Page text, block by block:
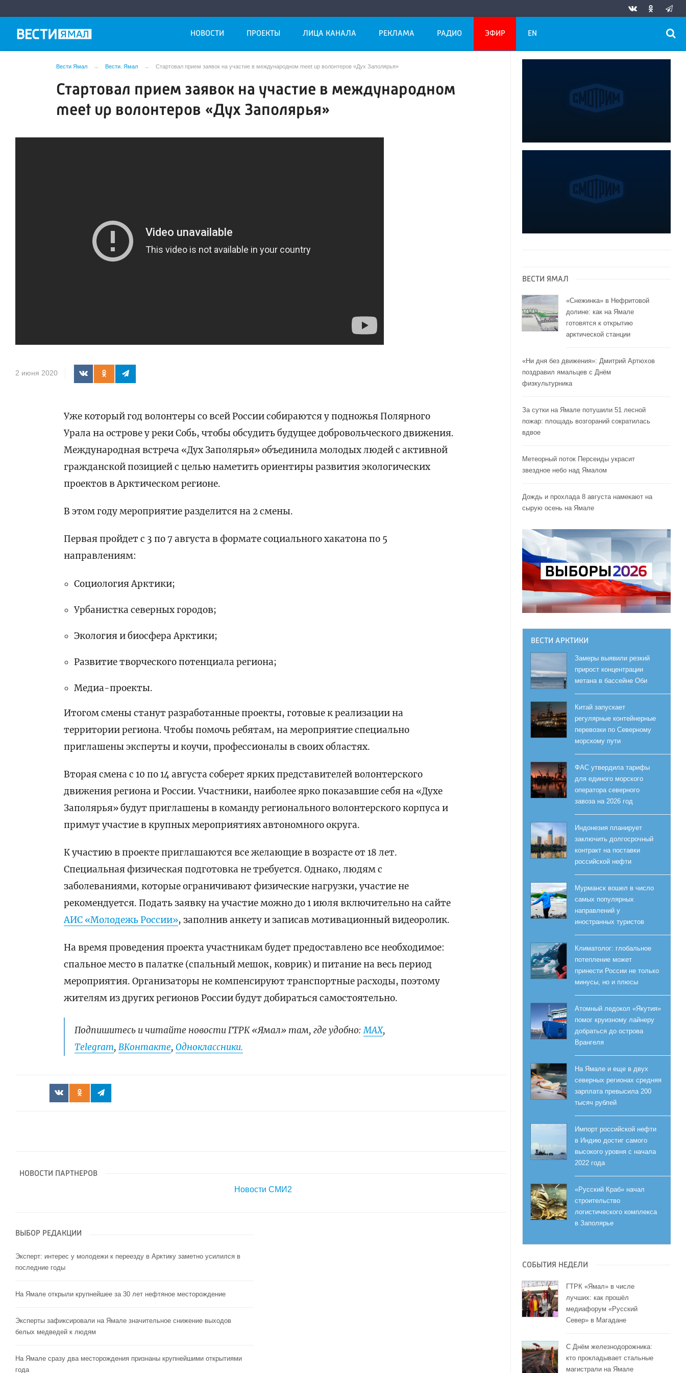
НОВОСТИ ПРОЕКТЫ ЛИЦА КАНАЛА РЕКЛАМА РАДИО ЭФИР EN
Вести Ямал Вести. Ямал Стартовал прием заявок на участие в международном meet up волонтеров «Дух Заполярья»
Стартовал прием заявок на участие в международном
meet up волонтеров «Дух Заполярья»
2 июня 2020
Уже который год волонтеры со всей России собираются у подножья Полярного
Урала на острове у реки Собь, чтобы обсудить будущее добровольческого движения.
Международная встреча «Дух Заполярья» объединила молодых людей с активной
гражданской позицией с целью наметить ориентиры развития экологических
проектов в Арктическом регионе.
В этом году мероприятие разделится на 2 смены.
Первая пройдет с 3 по 7 августа в формате социального хакатона по 5
направлениям:
Социология Арктики;
Урбанистка северных городов;
Экология и биосфера Арктики;
Развитие творческого потенциала региона;
Медиа-проекты.
Итогом смены станут разработанные проекты, готовые к реализации на
территории региона. Чтобы помочь ребятам, на мероприятие специально
приглашены эксперты и коучи, профессионалы в своих областях.
Вторая смена с 10 по 14 августа соберет ярких представителей волонтерского
движения региона и России. Участники, наиболее ярко показавшие себя на «Духе
Заполярья» будут приглашены в команду регионального волонтерского корпуса и
примут участие в крупных мероприятиях автономного округа.
К участию в проекте приглашаются все желающие в возрасте от 18 лет.
Специальная физическая подготовка не требуется. Однако, людям с
заболеваниями, которые ограничивают физические нагрузки, участие не
рекомендуется. Подать заявку на участие можно до 1 июля включительно на сайте
АИС «Молодежь России», заполнив анкету и записав мотивационный видеоролик.
На время проведения проекта участникам будет предоставлено все необходимое:
спальное место в палатке (спальный мешок, коврик) и питание на весь период
мероприятия. Организаторы не компенсируют транспортные расходы, поэтому
жителям из других регионов России будут добираться самостоятельно.
Подпишитесь и читайте новости ГТРК «Ямал» там, где удобно:МАХ,
Telegram,ВКонтакте,Одноклассники.
НОВОСТИ ПАРТНЕРОВ
Новости СМИ2
ВЫБОР РЕДАКЦИИ
Эксперт: интерес у молодежи к переезду в Арктику заметно усилился в
последние годы
На Ямале открыли крупнейшее за 30 лет нефтяное месторождение
Эксперты зафиксировали на Ямале значительное снижение выходов
белых медведей к людям
На Ямале сразу два месторождения признаны крупнейшими открытиями
года
ВЕСТИ ЯМАЛ
«Снежинка» в Нефритовой
долине: как на Ямале
готовятся к открытию
арктической станции
«Ни дня без движения»: Дмитрий Артюхов
поздравил ямальцев с Днём
физкультурника
За сутки на Ямале потушили 51 лесной
пожар: площадь возгораний сократилась
вдвое
Метеорный поток Персеиды украсит
звездное небо над Ямалом
Дождь и прохлада 8 августа намекают на
сырую осень на Ямале
ВЕСТИ АРКТИКИ
Замеры выявили резкий
прирост концентрации
метана в бассейне Оби
Китай запускает
регулярные контейнерные
перевозки по Северному
морскому пути
ФАС утвердила тарифы
для единого морского
оператора северного
завоза на 2026 год
Индонезия планирует
заключить долгосрочный
контракт на поставки
российской нефти
Мурманск вошел в число
самых популярных
направлений у
иностранных туристов
Климатолог: глобальное
потепление может
принести России не только
минусы, но и плюсы
Атомный ледокол «Якутия»
помог круизному лайнеру
добраться до острова
Врангеля
На Ямале и еще в двух
северных регионах средняя
зарплата превысила 200
тысяч рублей
Импорт российской нефти
в Индию достиг самого
высокого уровня с начала
2022 года
«Русский Краб» начал
строительство
логистического комплекса
в Заполярье
СОБЫТИЯ НЕДЕЛИ
ГТРК «Ямал» в числе
лучших: как прошёл
медиафорум «Русский
Север» в Магадане
С Днём железнодорожника:
кто прокладывает стальные
магистрали на Ямале